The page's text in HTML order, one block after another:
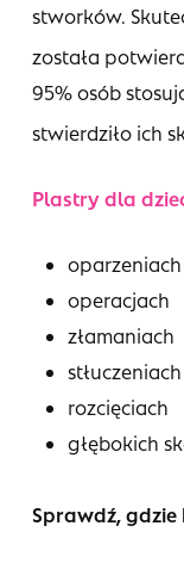
stworków.
została
95% osób
stwierdziło ich
Plastry dla
oparzeniach
operacjach
złamaniach
stłuczeniach
rozcięciach
głębokich
Sprawdź, gdzie